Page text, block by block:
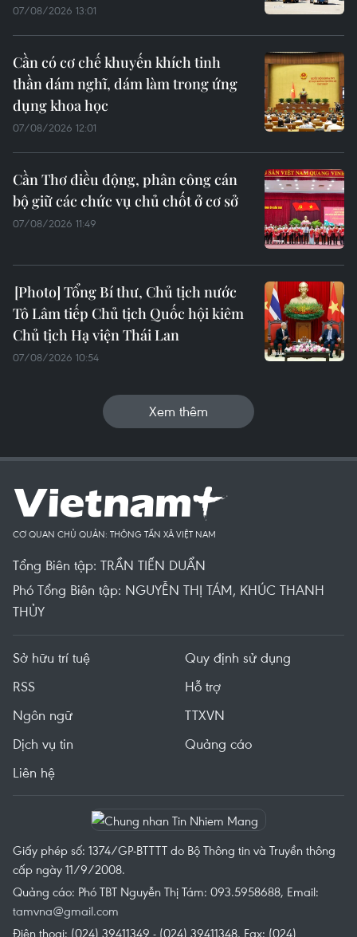
07/08/2026 13:01
Cần có cơ chế khuyến khích tinh
thần dám nghĩ, dám làm trong ứng
dụng khoa học
07/08/2026 12:01
Cần Thơ điều động, phân công cán
bộ giữ các chức vụ chủ chốt ở cơ sở
07/08/2026 11:49
Tổng Bí thư, Chủ tịch nước
Tô Lâm tiếp Chủ tịch Quốc hội kiêm
Chủ tịch Hạ viện Thái Lan
07/08/2026 10:54
Xem thêm
CƠ QUAN CHỦ QUẢN: THÔNG TẤN XÃ VIỆT NAM
Tổng Biên tập: TRẦN TIẾN DUẨN
Phó Tổng Biên tập: NGUYỄN THỊ TÁM, KHÚC THANH
THỦY
Sở hữu trí tuệ
Quy định sử dụng
RSS
Hỗ trợ
Ngôn ngữ
TTXVN
Dịch vụ tin
Quảng cáo
Liên hệ
Giấy phép số: 1374/GP-BTTTT do Bộ Thông tin và Truyền thông
cấp ngày 11/9/2008.
Quảng cáo: Phó TBT Nguyễn Thị Tám: 093.5958688, Email:
tamvna@gmail.com
Điện thoại: (024) 39411349 - (024) 39411348, Fax: (024)